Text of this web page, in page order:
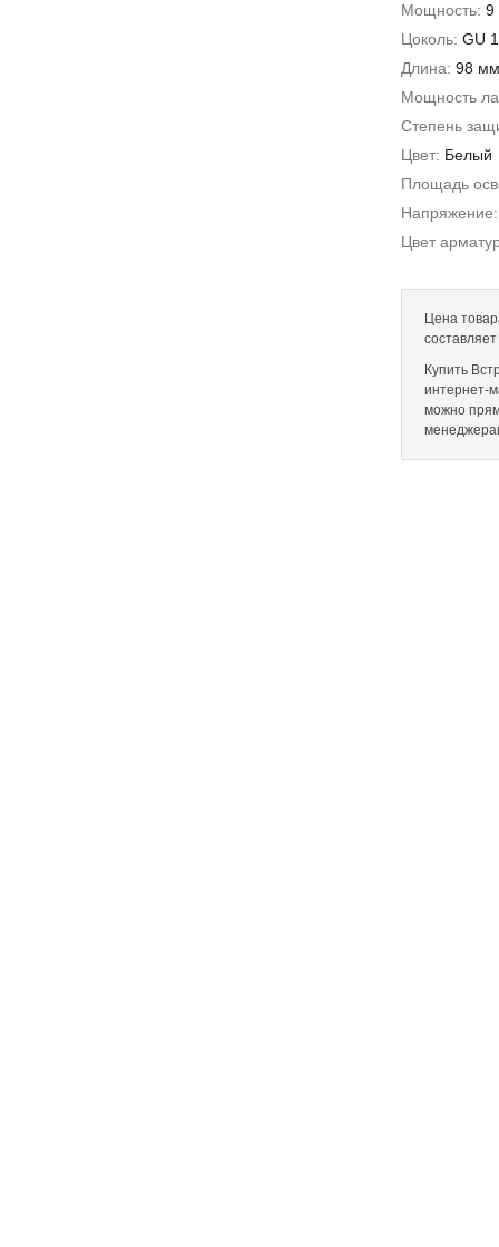
Мощность: 9
Цоколь: GU
Длина: 98 мм
Мощность
Степень
Цвет: Белый
Площадь
Цвет
Цена
Купить
интернет-
можно